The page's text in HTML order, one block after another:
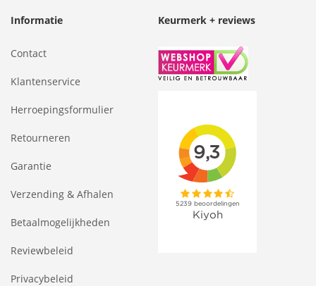
Informatie
Contact
Klantenservice
Herroepingsformulier
Retourneren
Garantie
Verzending & Afhalen
Betaalmogelijkheden
Reviewbeleid
Privacybeleid
Keurmerk + reviews